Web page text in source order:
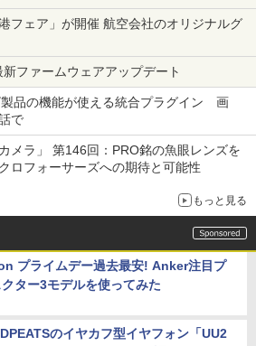
フェア」が開催 航空会社のオリジナルグ
新ファームウェアアップデート
品の機能が使える統合プラグイン 画
で
メラ」 第146回：PRO銘の魚眼レンズを
ロフォーサーズへの期待と可能性
もっと見る
プライムデー過去最安! Anker注目プ
クター3モデルを使ってみた
のイヤカフ型イヤフォン「UU2